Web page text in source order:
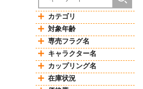
カテゴリ
対象年齢
専売フラグ名
キャラクター名
カップリング名
在庫状況